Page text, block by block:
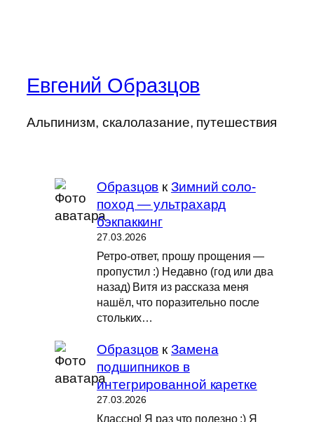
Евгений Образцов
Альпинизм, скалолазание, путешествия
Образцов кЗимний соло-
поход — ультрахард
бэкпаккинг
27.03.2026
Ретро-ответ, прошу прощения —
пропустил :) Недавно (год или два
назад) Витя из рассказа меня
нашёл, что поразительно после
стольких…
Образцов кЗамена
подшипников в
интегрированной каретке
27.03.2026
Классно! Я раз что полезно :) Я